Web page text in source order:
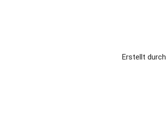
Erstellt durch